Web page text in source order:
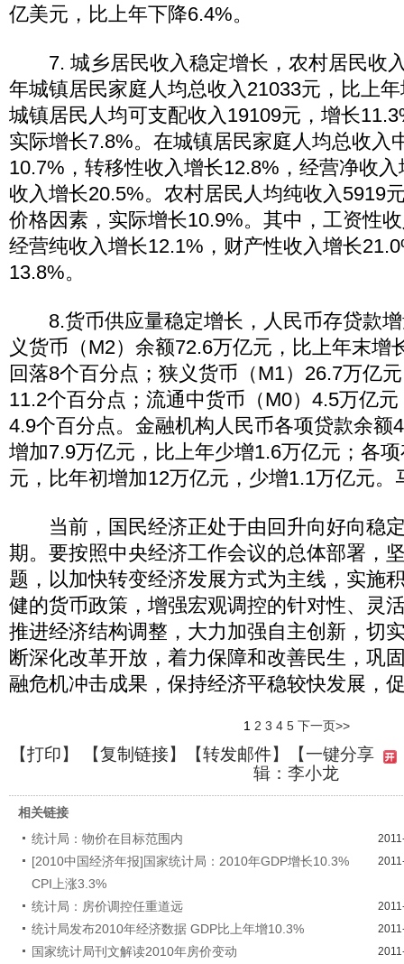
亿美元，比上年下降6.4%。
7. 城乡居民收入稳定增长，农村居民收
年城镇居民家庭人均总收入21033元，比上
城镇居民人均可支配收入19109元，增长
实际增长7.8%。在城镇居民家庭人均总收入
10.7%，转移性收入增长12.8%，经营净收
收入增长20.5%。农村居民人均纯收入5919
价格因素，实际增长10.9%。其中，工资性
经营纯收入增长12.1%，财产性收入增长
13.8%。
8.货币供应量稳定增长，人民币存贷款增
义货币（M2）余额72.6万亿元，比上年末增
回落8个百分点；狭义货币（M1）26.7万亿
11.2个百分点；流通中货币（M0）4.5万亿
4.9个百分点。金融机构人民币各项贷款余额
增加7.9万亿元，比上年少增1.6万亿元；各
元，比年初增加12万亿元，少增1.1万亿元。
当前，国民经济正处于由回升向好向稳
期。要按照中央经济工作会议的总体部署，
题，以加快转变经济发展方式为主线，实施
健的货币政策，增强宏观调控的针对性、灵
推进经济结构调整，大力加强自主创新，切
断深化改革开放，着力保障和改善民生，巩
融危机冲击成果，保持经济平稳较快发展，
1 2 3 4 5 下一页>>
【打印】 【复制链接】【转发邮件】
【一键分享
辑：李小龙
相关链接
统计局：物价在目标范围内
[2010中国经济年报]国家统计局：2010年GDP增长10.3%
CPI上涨3.3%
统计局：房价调控任重道远
统计局发布2010年经济数据 GDP比上年增10.3%
国家统计局刊文解读2010年房价变动